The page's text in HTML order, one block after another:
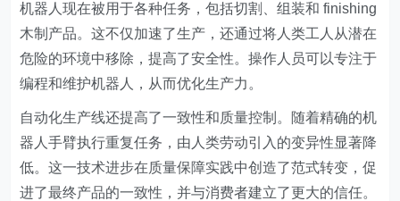
机器人现在被用于各种任务，包括切割、组装和 finishing
木制产品。这不仅加速了生产，还通过将人类工人从潜在
危险的环境中移除，提高了安全性。操作人员可以专注于
编程和维护机器人，从而优化生产力。
自动化生产线还提高了一致性和质量控制。随着精确的机
器人手臂执行重复任务，由人类劳动引入的变异性显著降
低。这一技术进步在质量保障实践中创造了范式转变，促
进了最终产品的一致性，并与消费者建立了更大的信任。